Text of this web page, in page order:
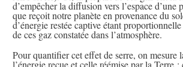
d’empêcher la diffusion vers l’espace d’une
que reçoit notre planète en provenance du
d’énergie restée captive étant
de ces gaz constatée dans l’atmosphère.
Pour quantifier cet effet de serre, on mesure
l’énergie reçue et celle réémise par la Terre :